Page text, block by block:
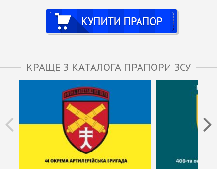
Купити
КРАЩЕ З КАТАЛОГА ПРАПОРИ ЗСУ